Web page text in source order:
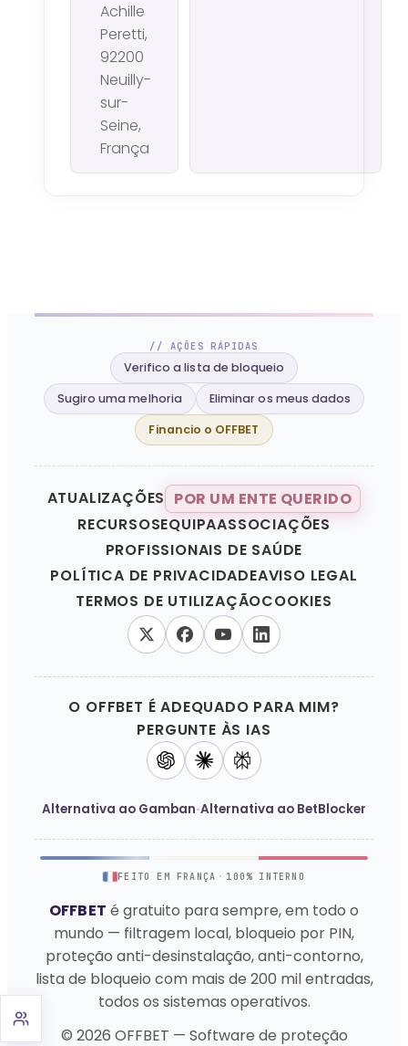
Achille
Peretti,
92200
Neuilly-
sur-
Seine,
França
// AÇÕES RÁPIDAS
Verifico a lista de bloqueio
Sugiro uma melhoria
Eliminar os meus dados
Financio o OFFBET
ATUALIZAÇÕES POR UM ENTE QUERIDO
RECURSOSEQUIPAASSOCIAÇÕES
PROFISSIONAIS DE SAÚDE
POLÍTICA DE PRIVACIDADEAVISO LEGAL
TERMOS DE UTILIZAÇÃOCOOKIES
O OFFBET É ADEQUADO PARA MIM?
PERGUNTE ÀS IAS
Alternativa ao Gamban·Alternativa ao BetBlocker
FEITO EM FRANÇA · 100% INTERNO
OFFBET é gratuito para sempre, em todo o
mundo — filtragem local, bloqueio por PIN,
proteção anti-desinstalação, anti-contorno,
lista de bloqueio com mais de 200 mil entradas,
todos os sistemas operativos.
© 2026 OFFBET — Software de proteção